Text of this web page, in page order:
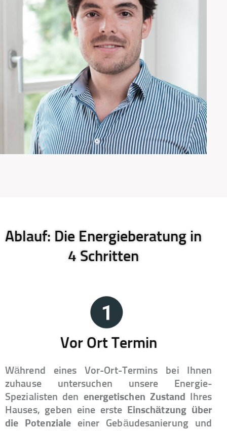
Ablauf: Die Energieberatung in
4 Schritten
Vor Ort Termin
Während eines Vor-Ort-Termins bei Ihnen
zuhause untersuchen unsere Energie-
Spezialisten den energetischen Zustand
Ihres
Hauses, geben eine erste
Einschätzung über
die Potenziale einer Gebäudesanierung und